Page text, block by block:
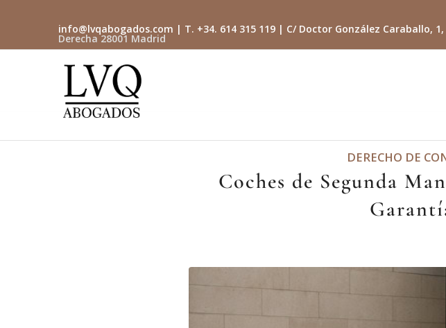
info@lvqabogados.com | T. +34. 614 315 119 | C/ Doctor González Caraballo,
Derecha 28001 Madrid
DERECHO DE
Coches de Segunda